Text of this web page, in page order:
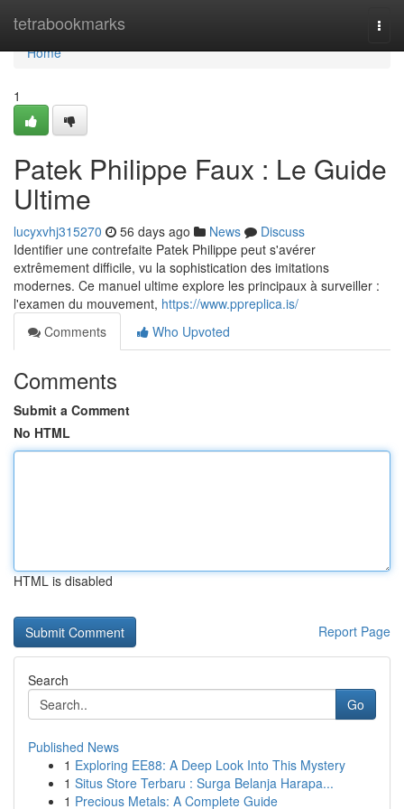
tetrabookmarks
Home
Home
1
Patek Philippe Faux : Le Guide
Ultime
lucyxvhj315270 56 days ago News
Discuss
Identifier une contrefaite Patek Philippe peut s'avérer
extrêmement difficile, vu la sophistication des imitations
modernes. Ce manuel ultime explore les principaux à surveiller :
l'examen du mouvement, https://www.ppreplica.is/
Comments
Who Upvoted
Comments
Submit a Comment
No HTML
HTML is disabled
Report Page
Search
Go
Published News
1 Exploring EE88: A Deep Look Into This Mystery
1 Situs Store Terbaru : Surga Belanja Harapa...
1 Precious Metals: A Complete Guide